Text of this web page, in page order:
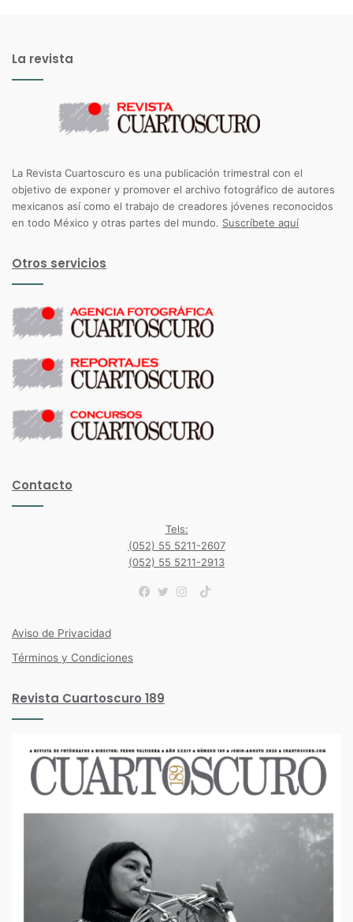
La revista
La Revista Cuartoscuro es una publicación trimestral con el
objetivo de exponer y promover el archivo fotográfico de autores
mexicanos así como el trabajo de creadores jóvenes reconocidos
en todo México y otras partes del mundo. Suscríbete aquí
Otros servicios
Contacto
Tels:
(052) 55 5211-2607
(052) 55 5211-2913
TikTok
Aviso de Privacidad
Términos y Condiciones
Revista Cuartoscuro 189